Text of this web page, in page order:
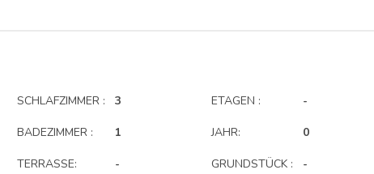
SCHLAFZIMMER :
BADEZIMMER :
TERRASSE:
3
1
-
ETAGEN :
JAHR:
GRUNDSTÜCK :
-
0
-